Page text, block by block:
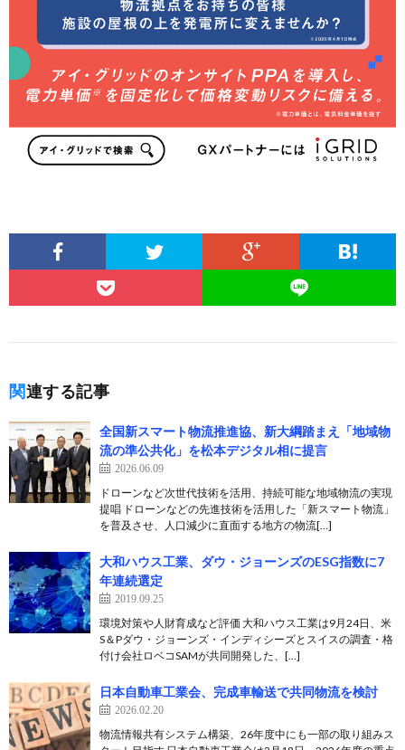
関連する記事
全国新スマート物流推進協、新大綱踏まえ「地域物
流の準公共化」を松本デジタル相に提言
2026.06.09
ドローンなど次世代技術を活用、持続可能な地域物流の実現
提唱 ドローンなどの先進技術を活用した「新スマート物流」
を普及させ、人口減少に直面する地方の物流[…]
大和ハウス工業、ダウ・ジョーンズのESG指数に7
年連続選定
2019.09.25
環境対策や人財育成など評価 大和ハウス工業は9月24日、米
S＆Pダウ・ジョーンズ・インディシーズとスイスの調査・格
付け会社ロベコSAMが共同開発した、[…]
日本自動車工業会、完成車輸送で共同物流を検討
2026.02.20
物流情報共有システム構築、26年度中にも一部の取り組みス